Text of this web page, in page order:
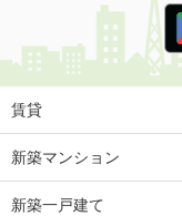
賃貸
新築マンション
新築一戸建て